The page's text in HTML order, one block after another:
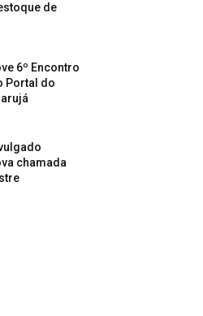
de
6º Encontro
Portal do
chamada